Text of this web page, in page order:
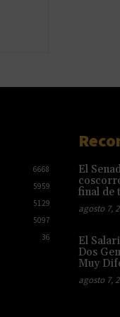
6668
5959
5129
5097
36
El
final de
agosto 7,
El
Dos
Muy
agosto 7,